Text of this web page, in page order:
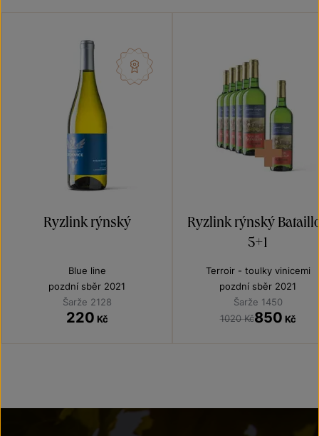
Ryzlink rýnský
Blue line
pozdní sběr 2021
Šarže 2128
220 Kč
Ryzlink rýnský
5+1
Terroir - toulky vinicemi
pozdní sběr 2021
Šarže 1450
1020 Kč850 Kč